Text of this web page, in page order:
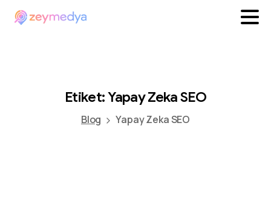
Etiket:YapayZekaSEO
Blog Yapay Zeka SEO